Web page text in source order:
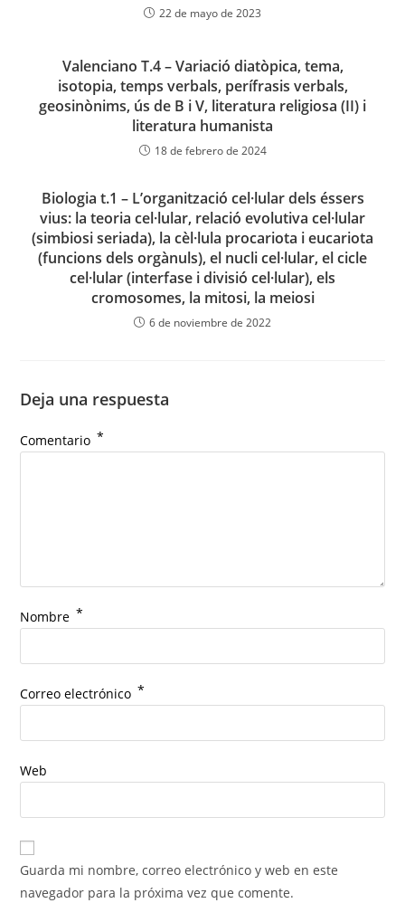
22 de mayo de 2023
Valenciano T.4 – Variació diatòpica, tema,
isotopia, temps verbals, perífrasis verbals,
geosinònims, ús de B i V, literatura religiosa (II) i
literatura humanista
18 de febrero de 2024
Biologia t.1 – L’organització cel·lular dels éssers
vius: la teoria cel·lular, relació evolutiva cel·lular
(simbiosi seriada), la cèl·lula procariota i eucariota
(funcions dels orgànuls), el nucli cel·lular, el cicle
cel·lular (interfase i divisió cel·lular), els
cromosomes, la mitosi, la meiosi
6 de noviembre de 2022
Deja una respuesta
Comentario *
Nombre *
Correo electrónico *
Web
Guarda mi nombre, correo electrónico y web en este
navegador para la próxima vez que comente.